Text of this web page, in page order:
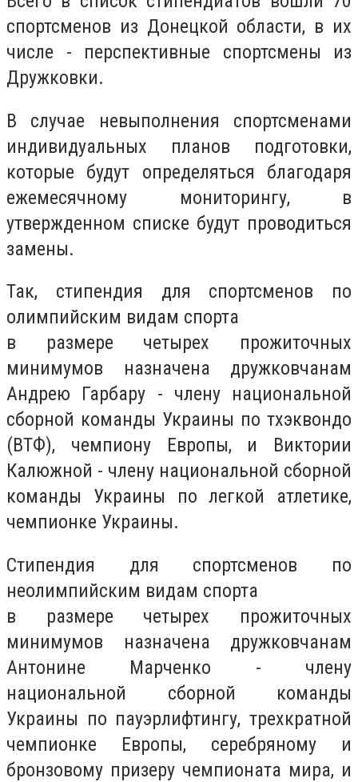
спортсменов из Донецкой области, в их
числе - перспективные спортсмены из
Дружковки.
В случае невыполнения спортсменами
индивидуальных планов подготовки,
которые будут определяться благодаря
ежемесячному мониторингу, в
утвержденном списке будут проводиться
замены.
Так, стипендия для спортсменов по
олимпийским видам спорта
в размере четырех прожиточных
минимумов назначена дружковчанам
Андрею Гарбару - члену национальной
сборной команды Украины по тхэквондо
(ВТФ), чемпиону Европы, и Виктории
Калюжной - члену национальной сборной
команды Украины по легкой атлетике,
чемпионке Украины.
Стипендия для спортсменов по
неолимпийским видам спорта
в размере четырех прожиточных
минимумов назначена дружковчанам
Антонине Марченко - члену
национальной сборной команды
Украины по пауэрлифтингу, трехкратной
чемпионке Европы, серебряному и
бронзовому призеру чемпионата мира, и